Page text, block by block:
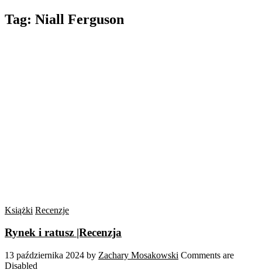
Tag: Niall Ferguson
Książki Recenzje
Rynek i ratusz |Recenzja
13 października 2024 by Zachary Mosakowski Comments are
Disabled